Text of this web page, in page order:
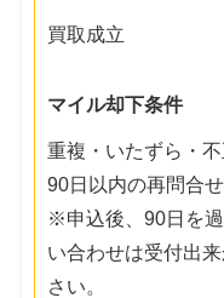
買取成立
マイル却下条件
重複・いたずら・
90日以内の再問合
※申込後、90日を
い合わせは受付出
さい。